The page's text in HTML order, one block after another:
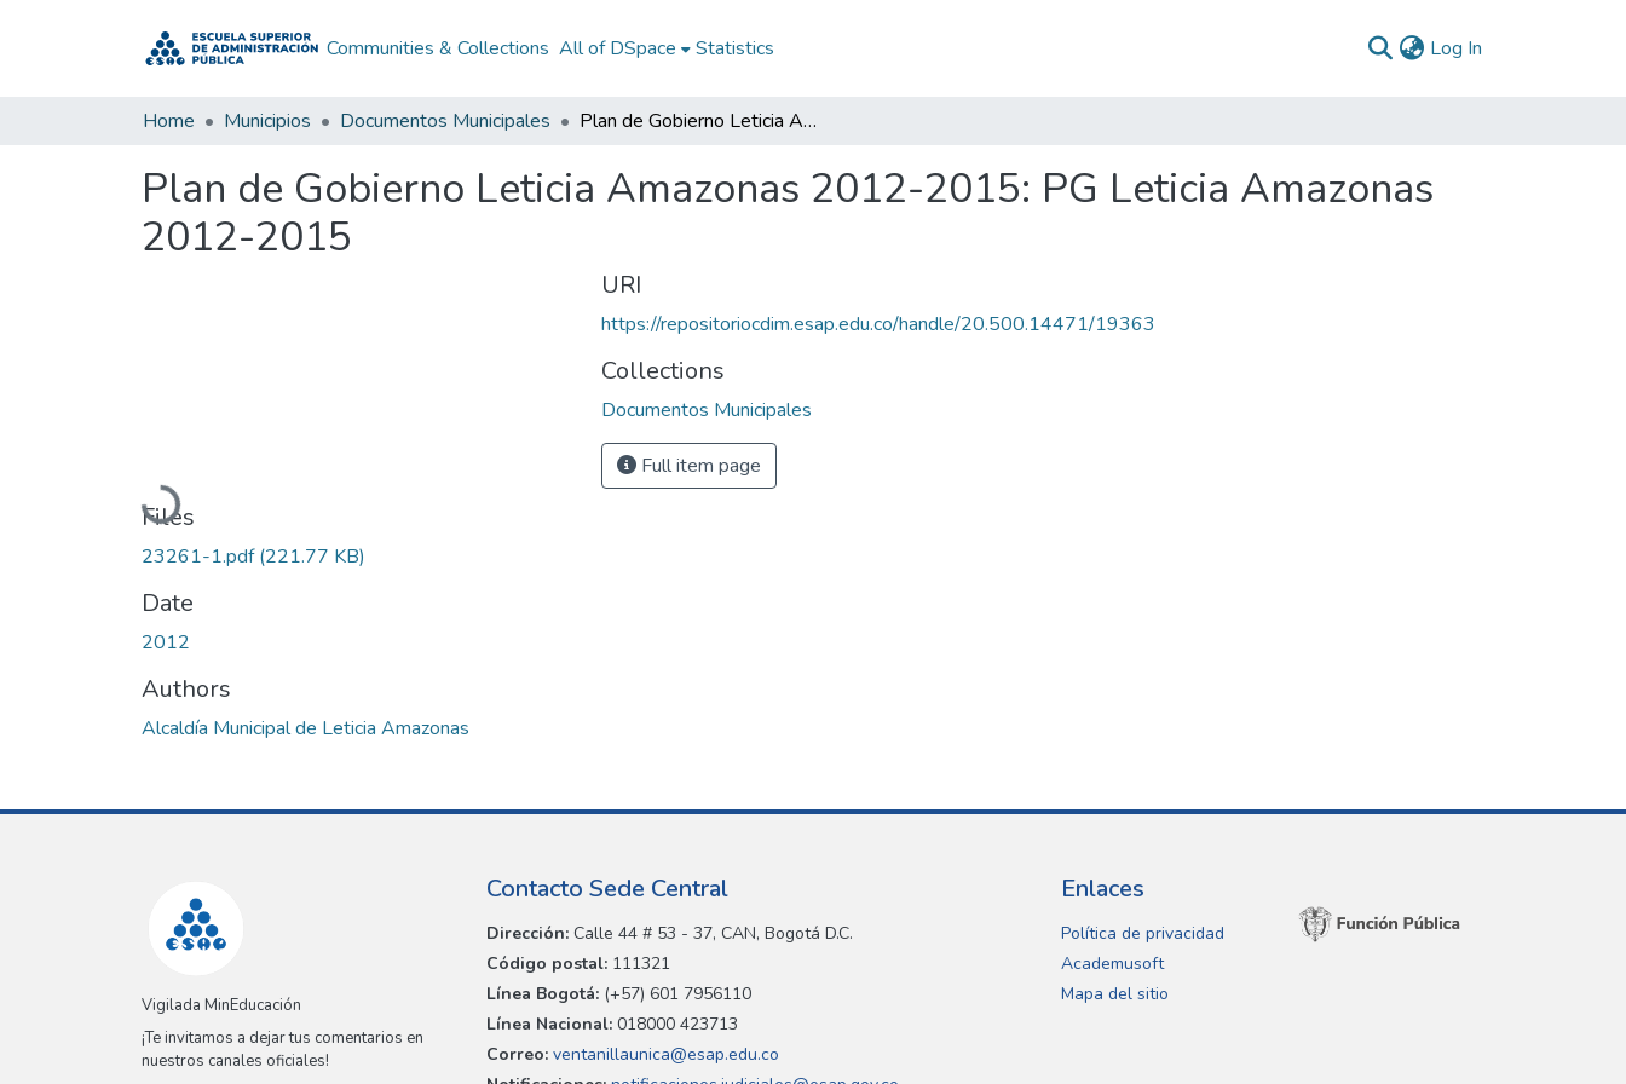
Communities & Collections All of DSpace Statistics Log In
Home Municipios Documentos Municipales Plan de Gobierno Leticia Amazonas 2012-2015: PG Leticia Amazonas 2012-2015
Plan de Gobierno Leticia Amazonas 2012-2015: PG Leticia Amazonas
2012-2015
Loading...
Files
23261-1.pdf(221.77 KB)
Date
2012
Authors
Alcaldía Municipal de Leticia Amazonas
URI
https://repositoriocdim.esap.edu.co/handle/20.500.14471/19363
Collections
Documentos Municipales
Full item page
Vigilada MinEducación
¡Te invitamos a dejar tus comentarios en
nuestros canales oficiales!
Contacto Sede Central
Dirección: Calle 44 # 53 - 37, CAN, Bogotá D.C.
Código postal: 111321
Línea Bogotá: (+57) 601 7956110
Línea Nacional: 018000 423713
Correo: ventanillaunica@esap.edu.co
Enlaces
Política de privacidad
Academusoft
Mapa del sitio